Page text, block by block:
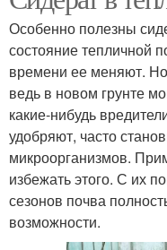
Особенно полезны
состояние тепличной
времени ее меняют. Но
ведь в новом грунте
какие-нибудь
удобряют, часто
микроорганизмов.
избежать этого. С их
сезонов почва
возможности.